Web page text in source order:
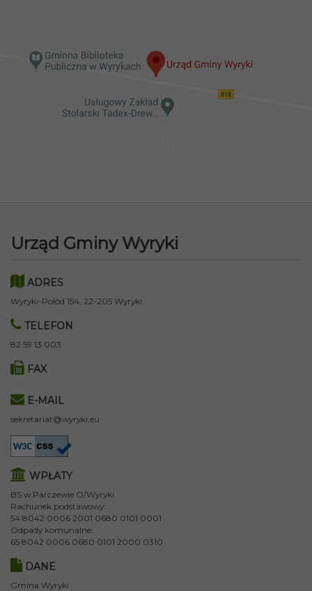
Urząd Gminy Wyryki
ADRES
Wyryki-Połód 154, 22-205 Wyryki
TELEFON
82 59 13 003
FAX
E-MAIL
sekretariat@wyryki.eu
WPŁATY
BS w Parczewie O/Wyryki
Rachunek podstawowy:
54 8042 0006 2001 0680 0101 0001
Odpady komunalne:
65 8042 0006 0680 0101 2000 0310
DANE
Gmina Wyryki